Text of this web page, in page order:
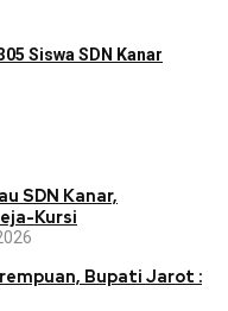
Siswa SDN Kanar
SDN Kanar,
Kursi
Bupati Jarot :